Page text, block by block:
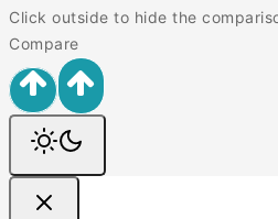
Click outside to hide the
Compare